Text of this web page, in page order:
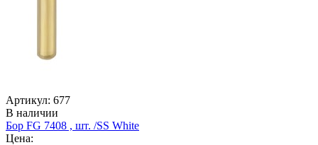
Артикул: 677
В наличии
Бор FG 7408 , шт. /SS White
Цена: